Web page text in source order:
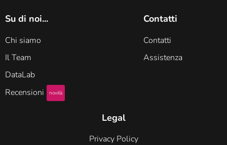
Su di noi...
Chi siamo
Il Team
DataLab
Recensioni
novità
Contatti
Contatti
Assistenza
Legal
Privacy Policy